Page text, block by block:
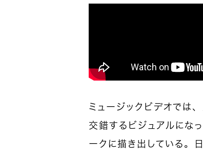
ミュージックビデオでは
交錯するビジュアルにな
ークに描き出している。